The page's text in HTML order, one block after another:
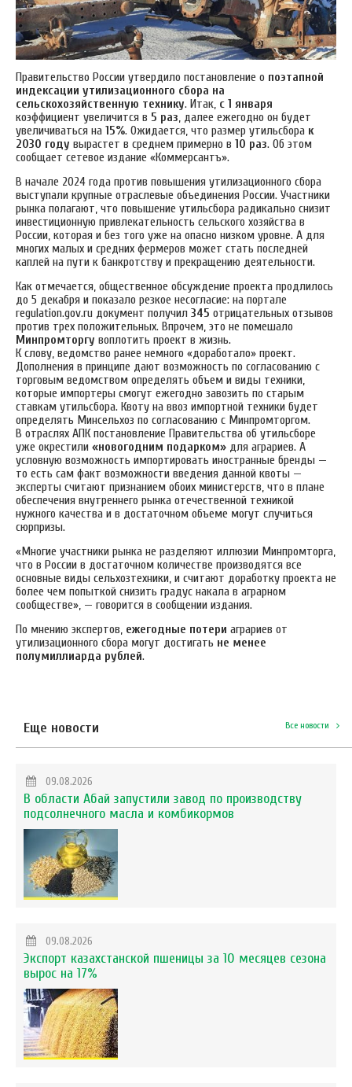
Правительство России утвердило постановление о поэтапной
индексации утилизационного сбора на
сельскохозяйственную технику. Итак, с 1 января
коэффициент увеличится в 5 раз, далее ежегодно он будет
увеличиваться на 15%. Ожидается, что размер утильсбора к
2030 году вырастет в среднем примерно в 10 раз. Об этом
сообщает сетевое издание «Коммерсантъ».
В начале 2024 года против повышения утилизационного сбора
выступали крупные отраслевые объединения России. Участники
рынка полагают, что повышение утильсбора радикально снизит
инвестиционную привлекательность сельского хозяйства в
России, которая и без того уже на опасно низком уровне. А для
многих малых и средних фермеров может стать последней
каплей на пути к банкротству и прекращению деятельности.
Как отмечается, общественное обсуждение проекта продлилось
до 5 декабря и показало резкое несогласие: на портале
regulation.gov.ru документ получил 345 отрицательных отзывов
против трех положительных. Впрочем, это не помешало
Минпромторгу воплотить проект в жизнь.
К слову, ведомство ранее немного «доработало» проект.
Дополнения в принципе дают возможность по согласованию с
торговым ведомством определять объем и виды техники,
которые импортеры смогут ежегодно завозить по старым
ставкам утильсбора. Квоту на ввоз импортной техники будет
определять Минсельхоз по согласованию с Минпромторгом.
В отраслях АПК постановление Правительства об утильсборе
уже окрестили «новогодним подарком» для аграриев. А
условную возможность импортировать иностранные бренды —
то есть сам факт возможности введения данной квоты —
эксперты считают признанием обоих министерств, что в плане
обеспечения внутреннего рынка отечественной техникой
нужного качества и в достаточном объеме могут случиться
сюрпризы.
«Многие участники рынка не разделяют иллюзии Минпромторга,
что в России в достаточном количестве производятся все
основные виды сельхозтехники, и считают доработку проекта не
более чем попыткой снизить градус накала в аграрном
сообществе», — говорится в сообщении издания.
По мнению экспертов, ежегодные потери аграриев от
утилизационного сбора могут достигать не менее
полумиллиарда рублей.
Еще новости Все новости
09.08.2026
В области Абай запустили завод по производству
подсолнечного масла и комбикормов
09.08.2026
Экспорт казахстанской пшеницы за 10 месяцев сезона
вырос на 17%